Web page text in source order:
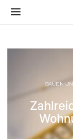
BAUEN